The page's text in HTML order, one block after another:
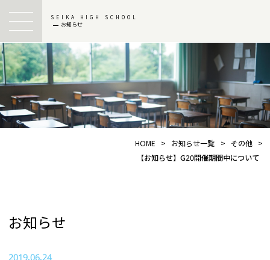
SEIKA HIGH SCHOOL
お知らせ
HOME > お知らせ一覧 > その他 >
【お知らせ】G20開催期間中について
お知らせ
2019.06.24